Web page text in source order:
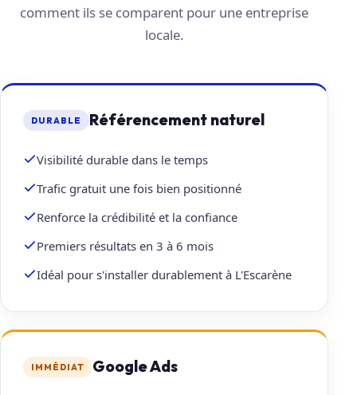
comment ils se comparent pour une entreprise
locale.
DURABLE Référencement naturel
Visibilité durable dans le temps
Trafic gratuit une fois bien positionné
Renforce la crédibilité et la confiance
Premiers résultats en 3 à 6 mois
Idéal pour s'installer durablement à L'Escarène
IMMÉDIAT Google Ads